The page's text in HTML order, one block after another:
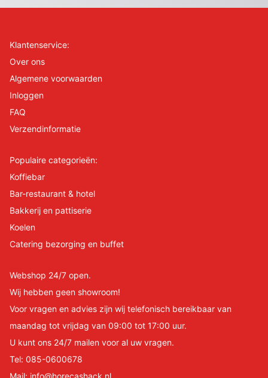
Klantenservice:
Over ons
Algemene voorwaarden
Inloggen
FAQ
Verzendinformatie
Populaire categorieën:
Koffiebar
Bar-restaurant & hotel
Bakkerij en pattiserie
Koelen
Catering bezorging en buffet
Webshop 24/7 open.
Wij hebben geen showroom!
Voor vragen en advies zijn wij telefonisch bereikbaar van
maandag tot vrijdag van 09:00 tot 17:00 uur.
U kunt ons 24/7 mailen voor al uw vragen.
Tel: 085-0600678
Mail: info@horecashack.nl